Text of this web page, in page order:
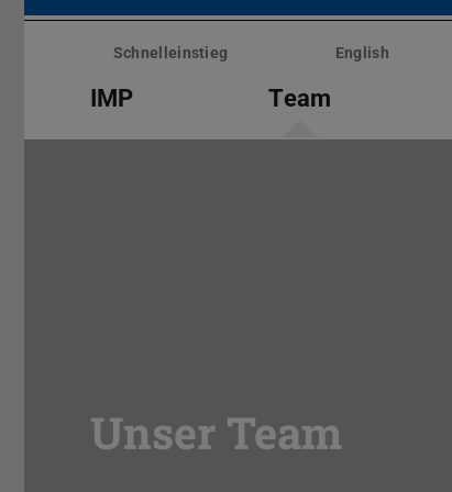
Menü
überspringenSchnelleinstieg English
IMP Team
Unser Team